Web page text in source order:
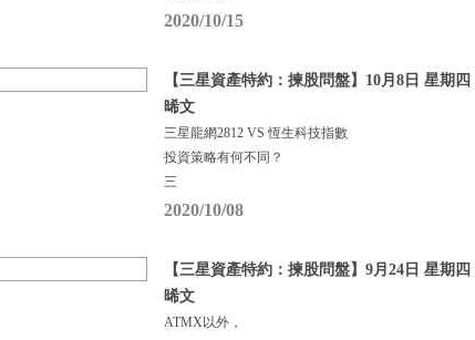
2020/10/15
【三星資產特約：揀股問盤】10月8日 星期
晞文
三星龍網2812 VS 恆生科技指數
投資策略有何不同？
三
2020/10/08
【三星資產特約：揀股問盤】9月24日 星期
晞文
ATMX以外，